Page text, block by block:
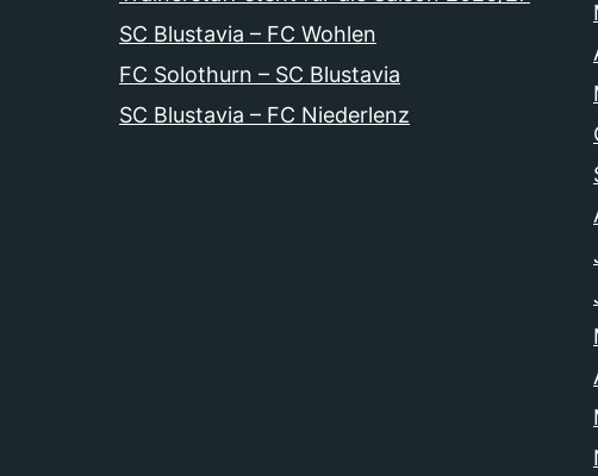
SC Blustavia – FC Wohlen
FC Solothurn – SC Blustavia
SC Blustavia – FC Niederlenz